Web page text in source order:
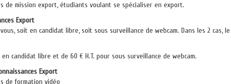
de mission export, étudiants voulant se spécialiser en export.
Export
soit en candidat libre, soit sous surveillance de webcam. Dans les 2 cas, le
candidat libre et de 60 € H.T. pour sous surveillance de webcam.
Export
de formation vidéo